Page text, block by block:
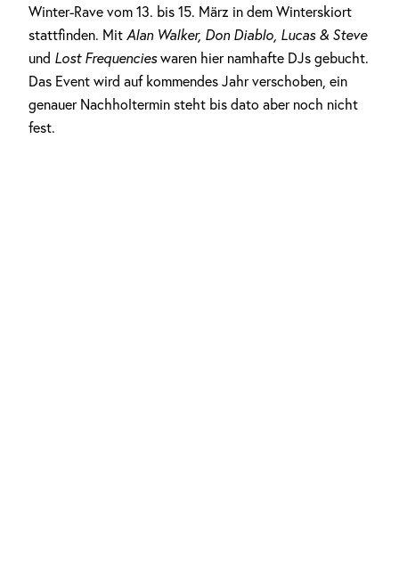
Winter-Rave vom 13. bis 15. März in dem Winterskiort
stattfinden. Mit Alan Walker, Don Diablo, Lucas & Steve
und Lost Frequencieswaren hier namhafte DJs gebucht.
Das Event wird auf kommendes Jahr verschoben, ein
genauer Nachholtermin steht bis dato aber noch nicht
fest.